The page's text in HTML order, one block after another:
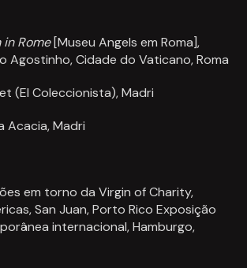
Rome[Museu Angels em Roma],
Agostinho, Cidade do Vaticano, Roma
(El Coleccionista), Madri
Acacia, Madri
em torno da Virgin of Charity,
San Juan, Porto Rico Exposição
internacional, Hamburgo,